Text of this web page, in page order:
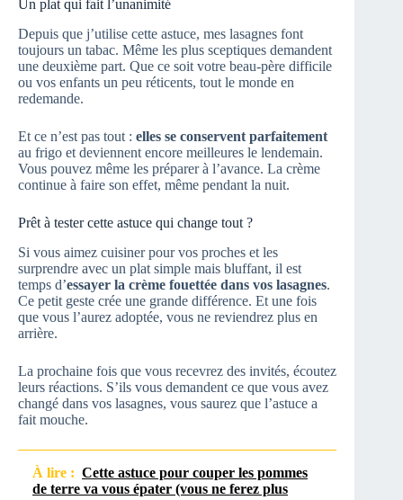
Un plat qui fait l’unanimité
Depuis que j’utilise cette astuce, mes lasagnes font
toujours un tabac. Même les plus sceptiques demandent
une deuxième part. Que ce soit votre beau-père difficile
ou vos enfants un peu réticents, tout le monde en
redemande.
Et ce n’est pas tout : elles se conservent parfaitement
au frigo et deviennent encore meilleures le lendemain.
Vous pouvez même les préparer à l’avance. La crème
continue à faire son effet, même pendant la nuit.
Prêt à tester cette astuce qui change tout ?
Si vous aimez cuisiner pour vos proches et les
surprendre avec un plat simple mais bluffant, il est
temps d’essayer la crème fouettée dans vos lasagnes.
Ce petit geste crée une grande différence. Et une fois
que vous l’aurez adoptée, vous ne reviendrez plus en
arrière.
La prochaine fois que vous recevrez des invités, écoutez
leurs réactions. S’ils vous demandent ce que vous avez
changé dans vos lasagnes, vous saurez que l’astuce a
fait mouche.
À lire : Cette astuce pour couper les pommes
de terre va vous épater (vous ne ferez plus